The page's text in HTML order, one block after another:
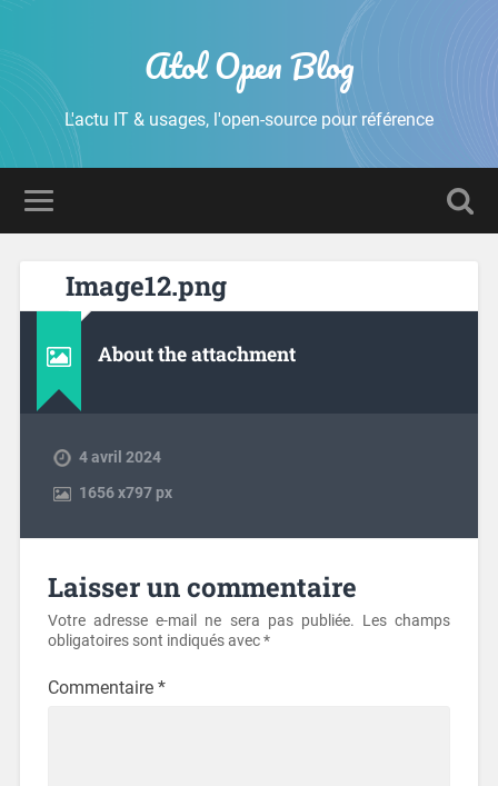
Atol Open Blog
L'actu IT & usages, l'open-source pour référence
Image12.png
About the attachment
4 avril 2024
1656x797 px
Laisser un commentaire
Votre adresse e-mail ne sera pas publiée. Les champs
obligatoires sont indiqués avec*
Commentaire *